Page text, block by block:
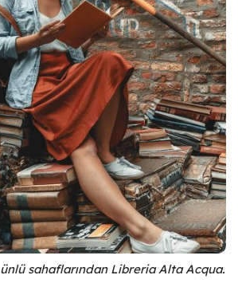
doğduğu ve geliştiği
altında yatan nedenlerden
ülkedekikültürel hava, kitaplar
sahaf kültürüne,
öğrencisiMehmet Eren
Kültürü platformu için kaleme
bakıyoruz.
sahaflarından Libreria Alta Acqua.